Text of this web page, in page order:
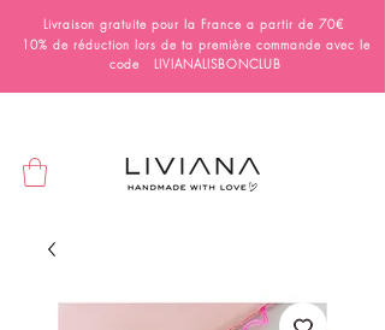
Livraison gratuite pour la France a partir de 70€
10% de réduction lors de ta première commande avec le
code LIVIANALISBONCLUB